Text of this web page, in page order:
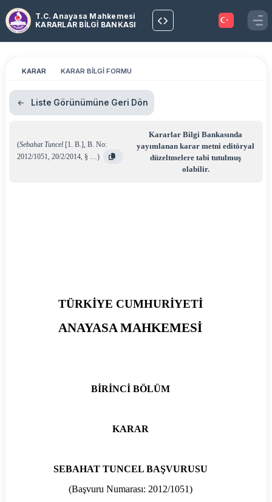
T.C. Anayasa Mahkemesi
KARARLAR BİLGİ BANKASI
KARAR KARAR BİLGİ FORMU
Liste Görünümüne Geri Dön
(Sebahat Tuncel [1. B.], B. No:
2012/1051, 20/2/2014, § …)
Kararlar Bilgi Bankasında
yayımlanan karar metni editöryal
düzeltmelere tabi tutulmuş
olabilir.